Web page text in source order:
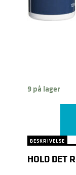
9 på lager
BESKRIVELSE
HOLD DET